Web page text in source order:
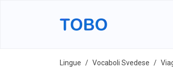
Lingue Vocaboli Svedese